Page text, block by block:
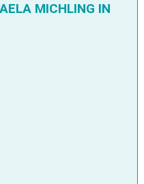
MICHLING IN